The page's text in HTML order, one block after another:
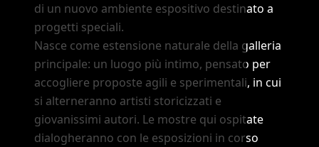
di un nuovo ambiente espositivo destinato a
progetti speciali.
Nasce come estensione naturale della galleria
principale: un luogo più intimo, pensato per
accogliere proposte agili e sperimentali, in cui
si alterneranno artisti storicizzati e
giovanissimi autori. Le mostre qui ospitate
dialogheranno con le esposizioni in corso